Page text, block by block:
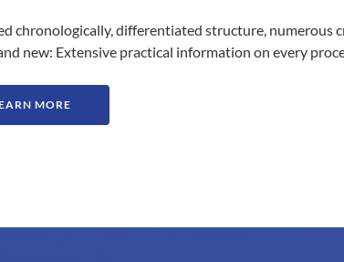
chronologically, differentiated structure, numerous
new: Extensive practical information on every
MORE